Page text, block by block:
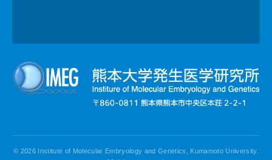
© 2026 Institute of Molecular Embryology and Genetics, Kumamoto University.